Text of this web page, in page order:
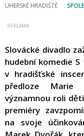
UHERSKÉ HRADIŠTĚ
Slovácké divadlo
hudební komedie
v hradišťské
předloze Marie
významnou roli
premiéry
na svoje